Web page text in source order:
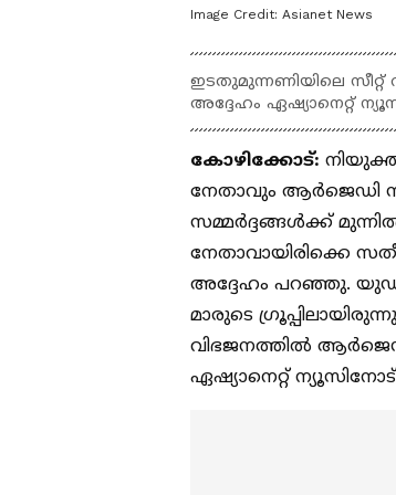
Image Credit: Asianet News
ഇടതുമുന്നണിയിലെ സീറ്റ്
അദ്ദേഹം ഏഷ്യാനെറ്റ്
കോഴിക്കോട്:
നേതാവും ആര്‍ജെഡി
സമ്മര്‍ദ്ദങ്ങള്‍ക്ക്
നേതാവായിരിക്കെ
അദ്ദേഹം പറഞ്ഞു.
മാരുടെ
വിഭജനത്തില്‍
ഏഷ്യാനെറ്റ്